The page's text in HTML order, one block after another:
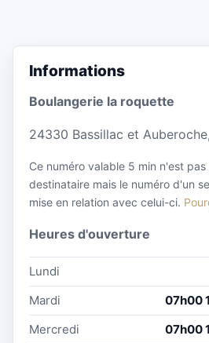
Informations
Boulangerie la roquette
24330 Bassillac et
Ce numéro valable 5 min n'est pas
destinataire mais le numéro d'un
mise en relation avec celui-ci.
Heures d'ouverture
Lundi
Mardi
07h00
Mercredi
07h00